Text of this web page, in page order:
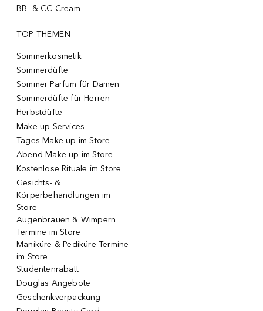
BB- & CC-Cream
TOP THEMEN
Sommerkosmetik
Sommerdüfte
Sommer Parfum für Damen
Sommerdüfte für Herren
Herbstdüfte
Make-up-Services
Tages-Make-up im Store
Abend-Make-up im Store
Kostenlose Rituale im Store
Gesichts- &
Körperbehandlungen im
Store
Augenbrauen & Wimpern
Termine im Store
Maniküre & Pediküre Termine
im Store
Studentenrabatt
Douglas Angebote
Geschenkverpackung